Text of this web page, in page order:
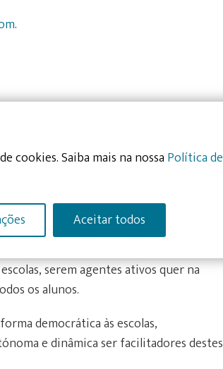
.
trabalho na área da educação,
professores e outros se
serem agentes ativos quer na
os alunos.
democrática às escolas,
e dinâmica ser facilitadores destes
cookies. Saiba mais na nossaPolítica de
Aceitar todos